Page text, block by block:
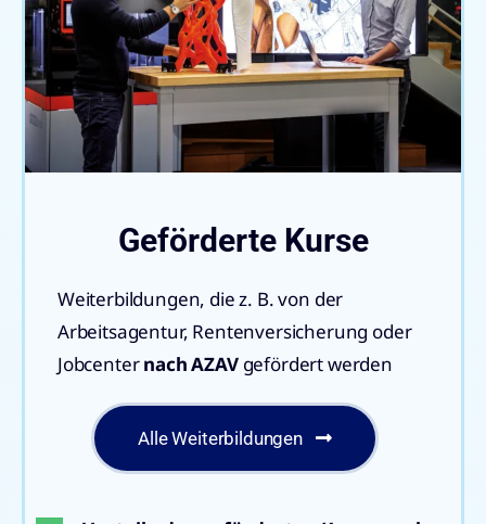
Geförderte Kurse
Weiterbildungen, die z. B. von der
Arbeitsagentur, Rentenversicherung oder
Jobcenternach AZAV gefördert werden
Alle Weiterbildungen